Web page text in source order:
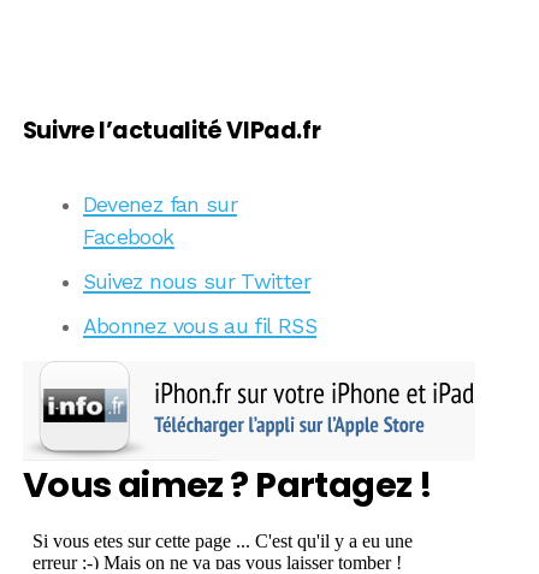
Suivre l’actualité VIPad.fr
Devenez fan sur
Facebook
Suivez nous sur Twitter
Abonnez vous au fil RSS
Vous aimez ? Partagez !